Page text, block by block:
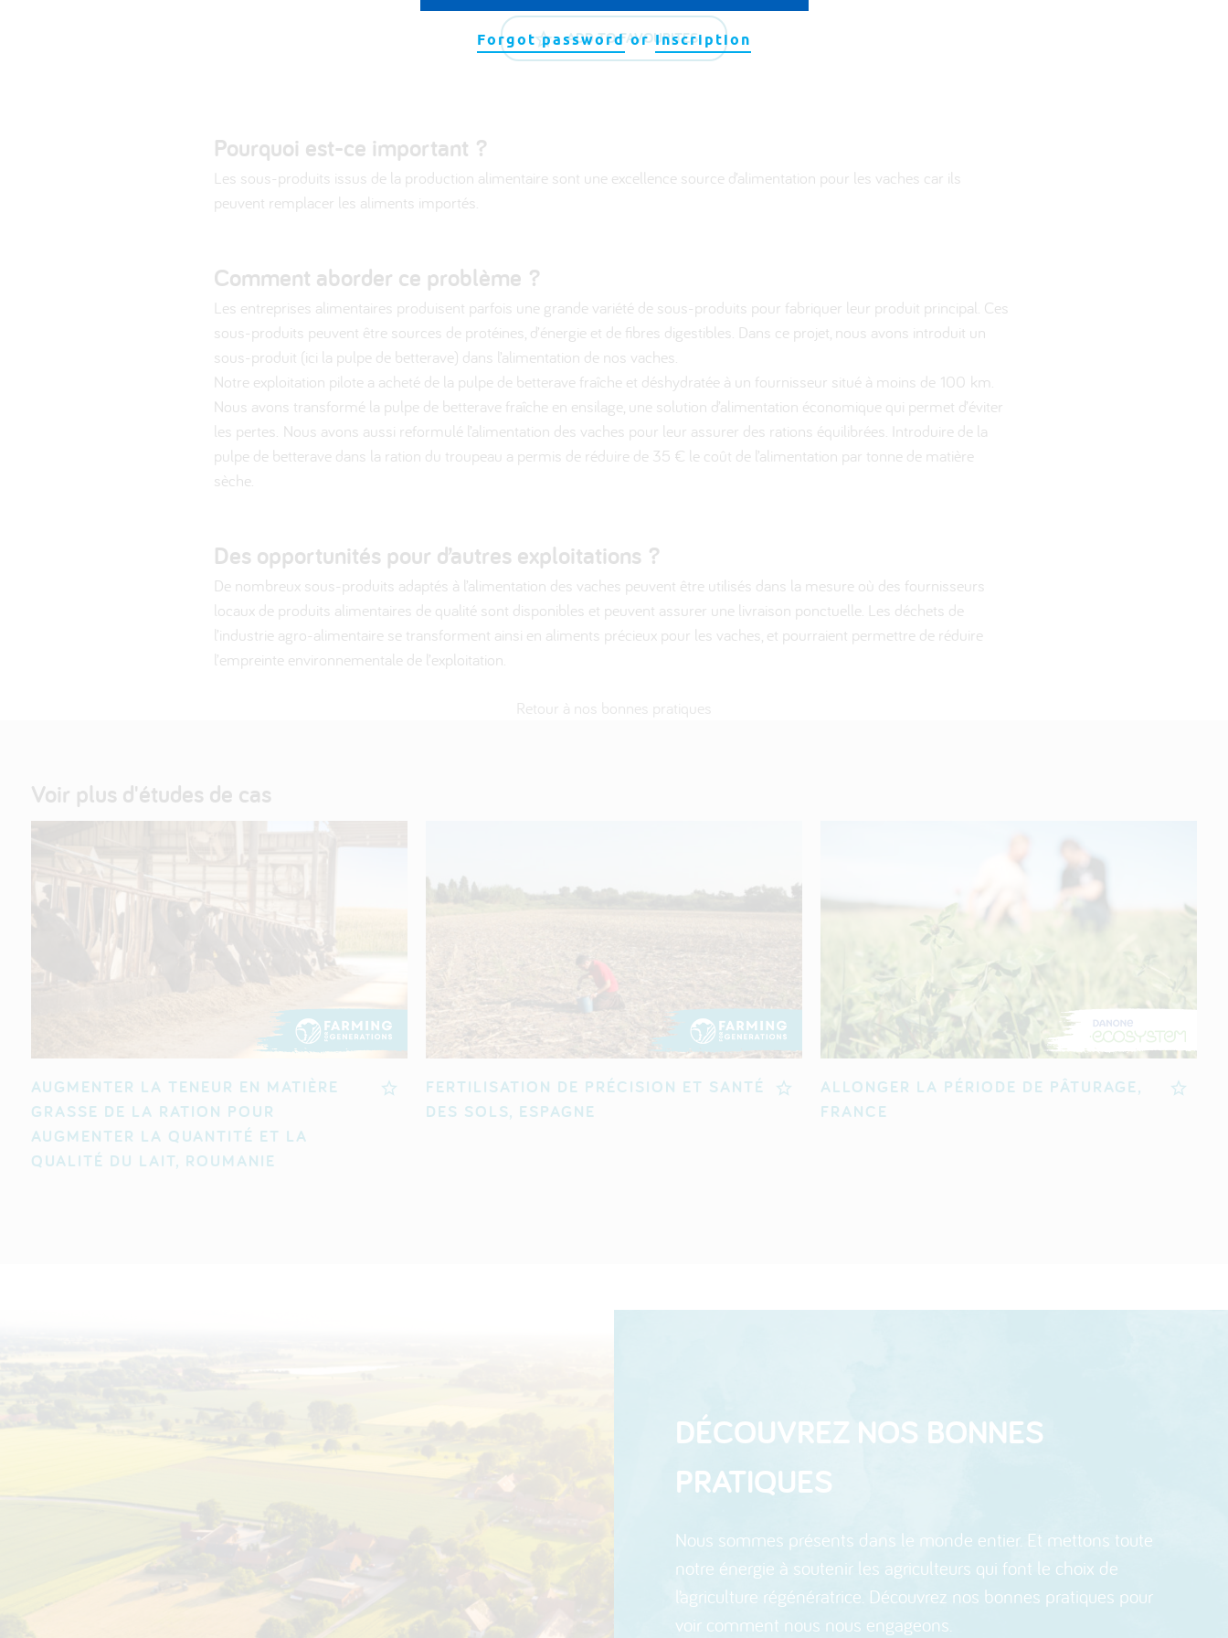
ADD TO FAVOURITES
Pourquoi est-ce important ?
Les sous-produits issus de la production alimentaire sont une excellence source d’alimentation pour les vaches car ils
peuvent remplacer les aliments importés.
Comment aborder ce problème ?
Les entreprises alimentaires produisent parfois une grande variété de sous-produits pour fabriquer leur produit principal. Ces
sous-produits peuvent être sources de protéines, d’énergie et de fibres digestibles. Dans ce projet, nous avons introduit un
sous-produit (ici la pulpe de betterave) dans l’alimentation de nos vaches.
Notre exploitation pilote a acheté de la pulpe de betterave fraîche et déshydratée à un fournisseur situé à moins de 100 km.
Nous avons transformé la pulpe de betterave fraîche en ensilage, une solution d’alimentation économique qui permet d’éviter
les pertes. Nous avons aussi reformulé l’alimentation des vaches pour leur assurer des rations équilibrées. Introduire de la
pulpe de betterave dans la ration du troupeau a permis de réduire de 35 € le coût de l’alimentation par tonne de matière
sèche.
Des opportunités pour d’autres exploitations ?
De nombreux sous-produits adaptés à l’alimentation des vaches peuvent être utilisés dans la mesure où des fournisseurs
locaux de produits alimentaires de qualité sont disponibles et peuvent assurer une livraison ponctuelle. Les déchets de
l’industrie agro-alimentaire se transforment ainsi en aliments précieux pour les vaches, et pourraient permettre de réduire
l’empreinte environnementale de l’exploitation.
Retour à nos bonnes pratiques
Voir plus d'études de cas
AUGMENTER LA TENEUR EN MATIÈRE
GRASSE DE LA RATION POUR
AUGMENTER LA QUANTITÉ ET LA
QUALITÉ DU LAIT, ROUMANIE
FERTILISATION DE PRÉCISION ET SANTÉ
DES SOLS, ESPAGNE
ALLONGER LA PÉRIODE DE PÂTURAGE,
FRANCE
DÉCOUVREZ NOS BONNES
PRATIQUES
Nous sommes présents dans le monde entier. Et mettons toute
notre énergie à soutenir les agriculteurs qui font le choix de
l’agriculture régénératrice. Découvrez nos bonnes pratiques pour
voir comment nous nous engageons.
Forgot passwordorInscription